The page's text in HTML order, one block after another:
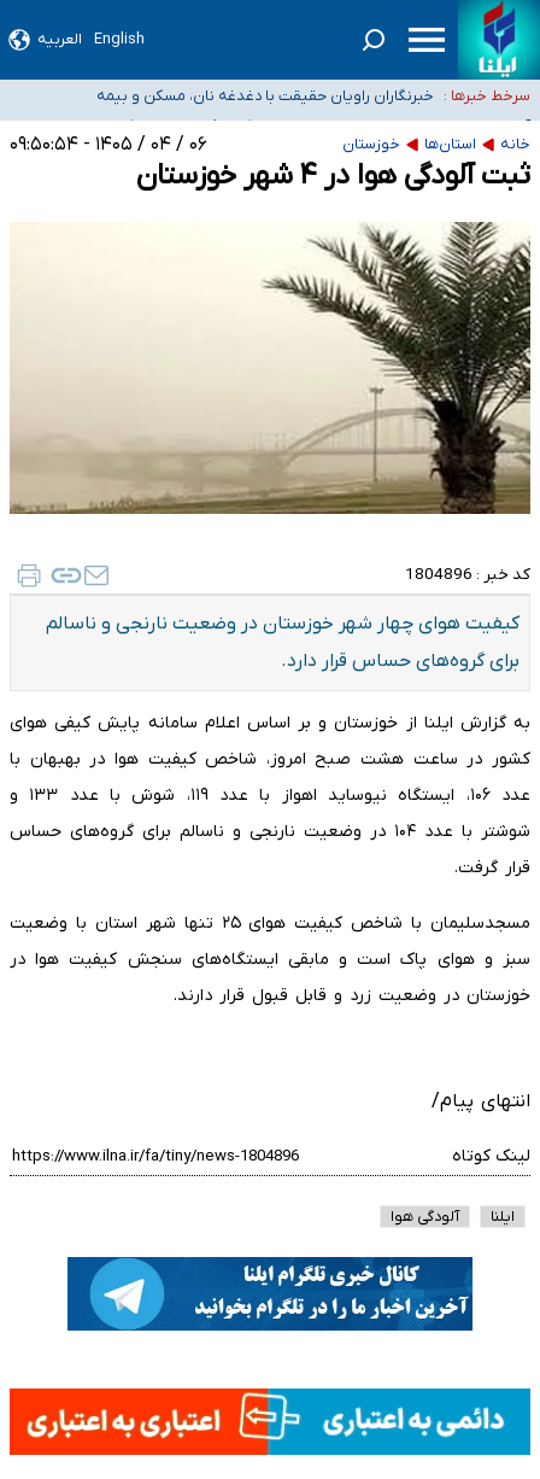
English العربیه
سرخط خبرها :
تعویق آزمون ورودی دکترای تخصصی فرماندهی صحنه عملیات و دکترای تخصصی
جغرافیای نظامی دافوس آجاخبرنگاران راویان حقیقت با دغدغه نان، مسکن و بیمه
آخرین وضعیت شیوع عفونت‌های تنفسی در کشور/ خوزستان و
کرمان بالاتر از آستانه هشدار
هیچ پرستاری بازداشت یا اخراج نشده است/ از رئیس جمهور خواستیم ورود کند
ثبت‌نام بخش عمده دانش‌آموزان مدارس ایرانی امارات در کشور/ درباره محصلان
خانه استان‌ها خوزستان ۰۶ / ۰۴ / ۱۴۰۵ - ۰۹:۵۰:۵۴
ثبت آلودگی هوا در ۴ شهر خوزستان
کد خبر : 1804896
کیفیت هوای چهار شهر خوزستان در وضعیت نارنجی و ناسالم
برای گروه‌های حساس قرار دارد.
به گزارش ایلنا از خوزستان و بر اساس اعلام سامانه پایش کیفی هوای
کشور در ساعت هشت صبح امروز، شاخص کیفیت هوا در بهبهان با
عدد ۱۰۶، ایستگاه نیوساید اهواز با عدد ۱۱۹، شوش با عدد ۱۳۳ و
شوشتر با عدد ۱۰۴ در وضعیت نارنجی و ناسالم برای گروه‌های حساس
قرار گرفت.
مسجدسلیمان با شاخص کیفیت هوای ۲۵ تنها شهر استان با وضعیت
سبز و هوای پاک است و مابقی ایستگاه‌های سنجش کیفیت هوا در
خوزستان در وضعیت زرد و قابل قبول قرار دارند.
انتهای پیام/
لینک کوتاه
ایلنا آلودگی هوا